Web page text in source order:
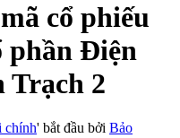
cổ phiếu
phần Điện
Trạch 2
chính' bắt đầu bởi Bảo